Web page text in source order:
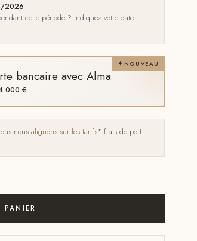
2026
cette période ? Indiquez votre date
NOUVEAU
bancaire avec Alma
000 €
nous alignons sur les tarifs* frais de port
PANIER